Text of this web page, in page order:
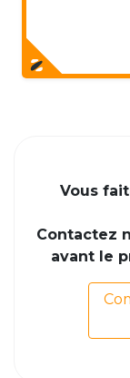
Vous
Contactez
avant le